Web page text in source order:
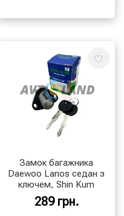
Замок багажника
Daewoo Lanos седан з
ключем, Shin Kum
289 грн.